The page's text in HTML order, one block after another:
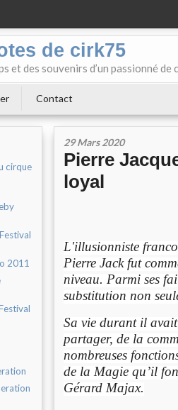
de cirk75
et des souvenirs d’un passionné de
Contact
cirque
2011
29 Mars 2020
Pierre
loyal
L'illusionniste
Pierre Jack fut
niveau. Parmi ses
substitution non
Sa vie durant il
partager, de la
nombreuses
de la Magie qu’il
Gérard Majax.